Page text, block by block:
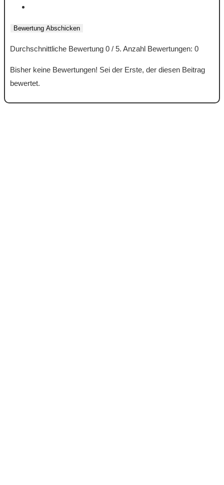
Bewertung Abschicken
Durchschnittliche Bewertung 0 / 5. Anzahl Bewertungen: 0
Bisher keine Bewertungen! Sei der Erste, der diesen Beitrag
bewertet.